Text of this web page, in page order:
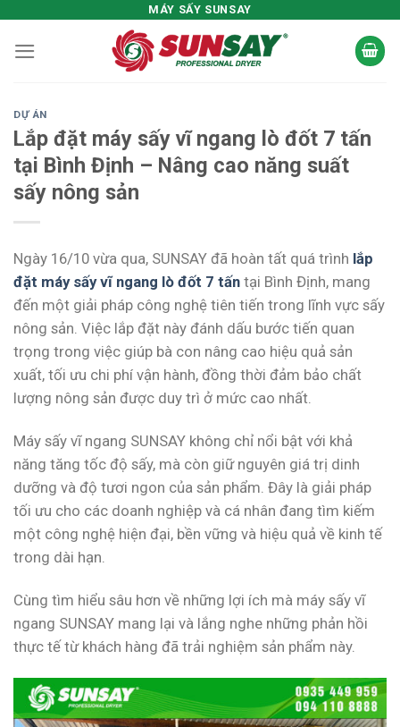
content
MÁY SẤY SUNSAY
DỰ ÁN
Lắp đặt máy sấy vĩ ngang lò đốt 7 tấn
tại Bình Định – Nâng cao năng suất
sấy nông sản
Ngày 16/10 vừa qua, SUNSAY đã hoàn tất quá trình lắp
đặt máy sấy vĩ ngang lò đốt 7 tấn tại Bình Định, mang
đến một giải pháp công nghệ tiên tiến trong lĩnh vực sấy
nông sản. Việc lắp đặt này đánh dấu bước tiến quan
trọng trong việc giúp bà con nâng cao hiệu quả sản
xuất, tối ưu chi phí vận hành, đồng thời đảm bảo chất
lượng nông sản được duy trì ở mức cao nhất.
Máy sấy vĩ ngang SUNSAY không chỉ nổi bật với khả
năng tăng tốc độ sấy, mà còn giữ nguyên giá trị dinh
dưỡng và độ tươi ngon của sản phẩm. Đây là giải pháp
tối ưu cho các doanh nghiệp và cá nhân đang tìm kiếm
một công nghệ hiện đại, bền vững và hiệu quả về kinh tế
trong dài hạn.
Cùng tìm hiểu sâu hơn về những lợi ích mà máy sấy vĩ
ngang SUNSAY mang lại và lắng nghe những phản hồi
thực tế từ khách hàng đã trải nghiệm sản phẩm này.